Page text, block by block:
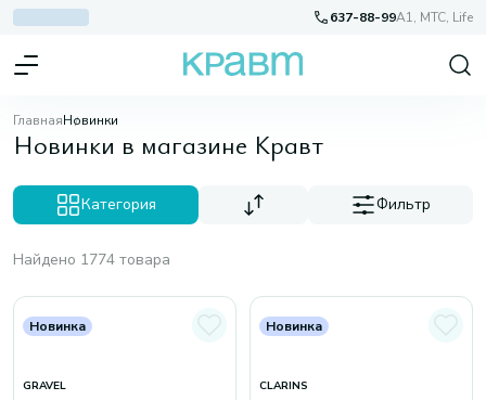
637-88-99A1, МТС, Life
ГлавнаяНовинки
Новинки в магазине Кравт
Категория Фильтр
Найдено 1774 товара
Новинка
GRAVEL
Новинка
CLARINS